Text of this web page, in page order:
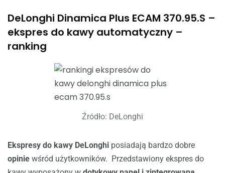
DeLonghi Dinamica Plus ECAM 370.95.S –
ekspres do kawy automatyczny –
ranking
Źródło: DeLonghi
Ekspresy do kawy DeLonghi posiadają bardzo dobre
opinie wśród użytkowników. Przedstawiony ekspres do